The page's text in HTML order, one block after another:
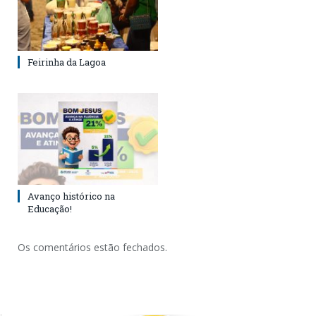
Feirinha da Lagoa
Avanço histórico na
Educação!
Os comentários estão fechados.